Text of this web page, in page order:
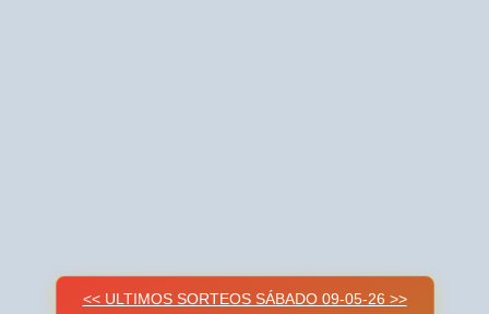
<< ULTIMOS SORTEOS SÁBADO 09-05-26 >>